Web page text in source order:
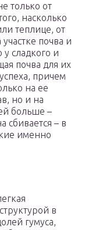
только от
насколько
теплице, от
почва и
сладкого и
почва для их
причем
на ее
но и на
больше –
сбивается – в
именно
в
гумуса,